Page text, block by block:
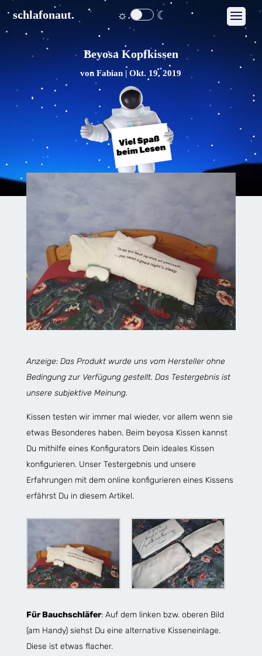
schlafonaut. ☼ ☾
Beyosa Kopfkissen
vonFabian |Okt. 19, 2019
Anzeige: Das Produkt wurde uns vom Hersteller ohne
Bedingung zur Verfügung gestellt. Das Testergebnis ist
unsere subjektive Meinung.
Kissen testen wir immer mal wieder, vor allem wenn sie
etwas Besonderes haben. Beim beyosa Kissen kannst
Du mithilfe eines Konfigurators Dein ideales Kissen
konfigurieren. Unser Testergebnis und unsere
Erfahrungen mit dem online konfigurieren eines Kissens
erfährst Du in diesem Artikel.
Für Bauchschläfer: Auf dem linken bzw. oberen Bild
(am Handy) siehst Du eine alternative Kisseneinlage.
Diese ist etwas flacher.